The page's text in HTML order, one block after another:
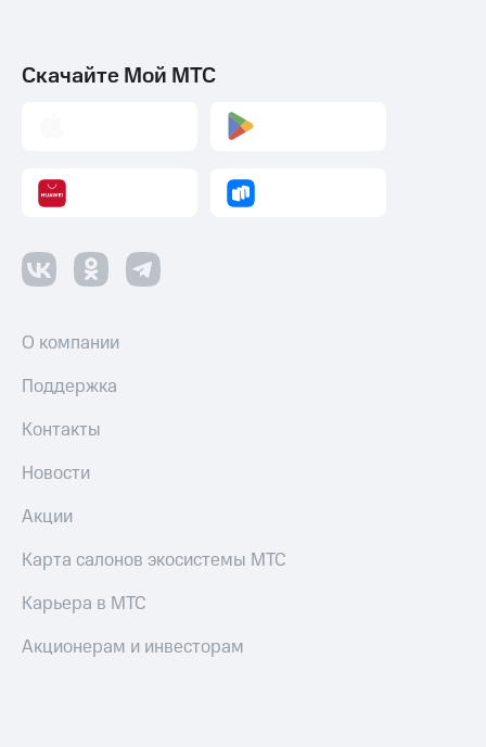
Скачайте Мой МТС
О компании
Поддержка
Контакты
Новости
Акции
Карта салонов экосистемы МТС
Карьера в МТС
Акционерам и инвесторам